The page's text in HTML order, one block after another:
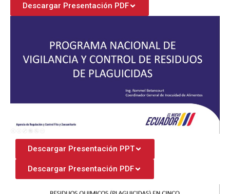
Descargar Presentación PDF
Descargar Presentación PPT
Descargar Presentación PDF